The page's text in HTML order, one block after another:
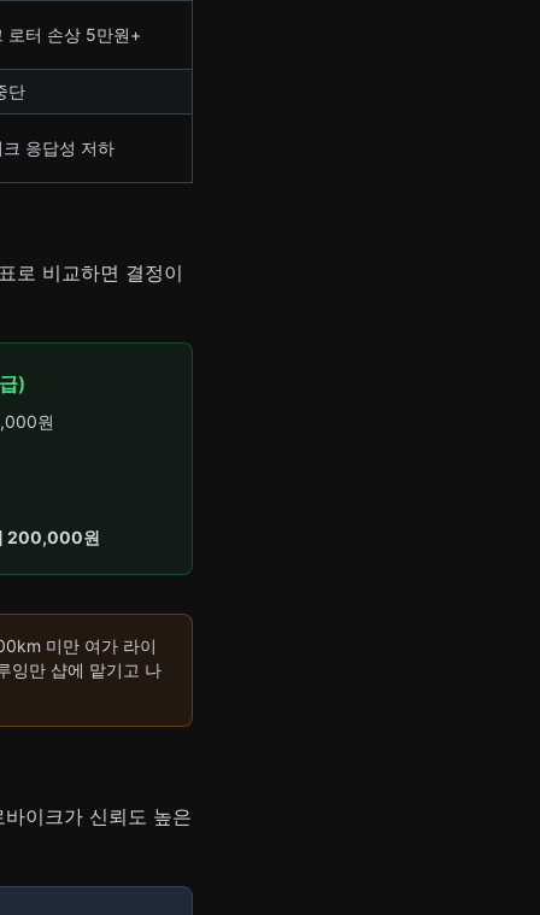
로터 손상 5만원+
단
응답성 저하
로 비교하면 결정이
)
원
200,000원
미만 여가 라이
잉만 샵에 맡기고 나
이크가 신뢰도 높은